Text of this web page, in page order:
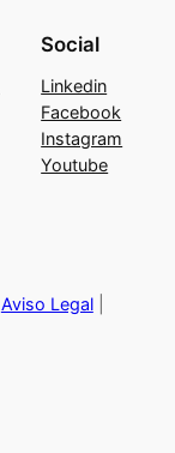
Social
Linkedin
Facebook
Instagram
Youtube
Aviso Legal|